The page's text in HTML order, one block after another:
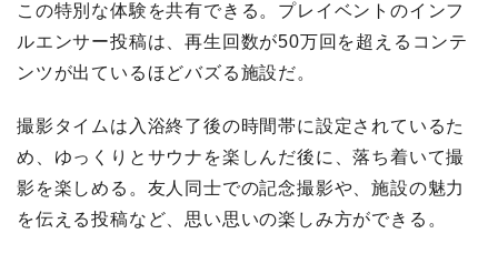
この特別な体験を共有できる。プレイベントのインフ
ルエンサー投稿は、再生回数が50万回を超えるコンテ
ンツが出ているほどバズる施設だ。
撮影タイムは入浴終了後の時間帯に設定されているた
め、ゆっくりとサウナを楽しんだ後に、落ち着いて撮
影を楽しめる。友人同士での記念撮影や、施設の魅力
を伝える投稿など、思い思いの楽しみ方ができる。